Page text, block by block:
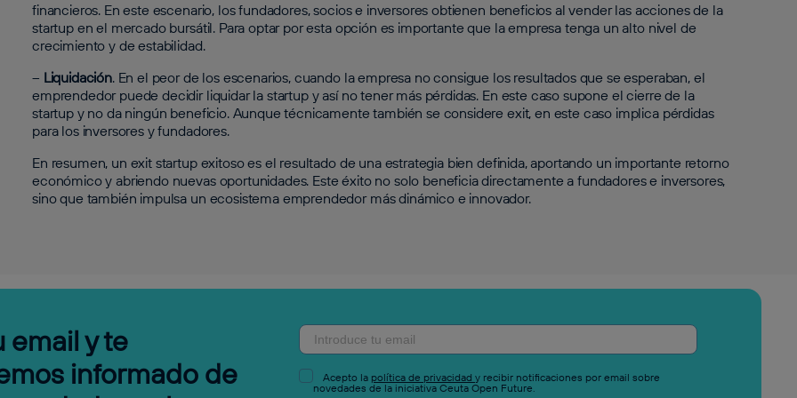
financieros. En este escenario, los fundadores, socios e inversores obtienen beneficios al vender las acciones de la
startup en el mercado bursátil. Para optar por esta opción es importante que la empresa tenga un alto nivel de
crecimiento y de estabilidad.
– Liquidación. En el peor de los escenarios, cuando la empresa no consigue los resultados que se esperaban, el
emprendedor puede decidir liquidar la startup y así no tener más pérdidas. En este caso supone el cierre de la
startup y no da ningún beneficio. Aunque técnicamente también se considere exit, en este caso implica pérdidas
para los inversores y fundadores.
En resumen, un exit startup exitoso es el resultado de una estrategia bien definida, aportando un importante retorno
económico y abriendo nuevas oportunidades. Este éxito no solo beneficia directamente a fundadores e inversores,
sino que también impulsa un ecosistema emprendedor más dinámico e innovador.
email y te
informado de
Acepto la política de privacidad y recibir notificaciones por email sobre
novedades de la iniciativa Ceuta Open Future.